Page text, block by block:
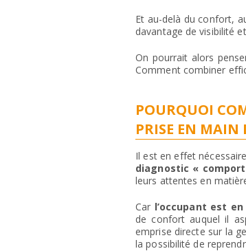
Et au-delà du confort,
davantage de visibilité
On pourrait alors
Comment combiner
POURQUOI
PRISE EN MAIN
Il est en effet
diagnostic «
leurs attentes en
Car l’occupant est
de confort auquel il
emprise directe sur la
la possibilité de